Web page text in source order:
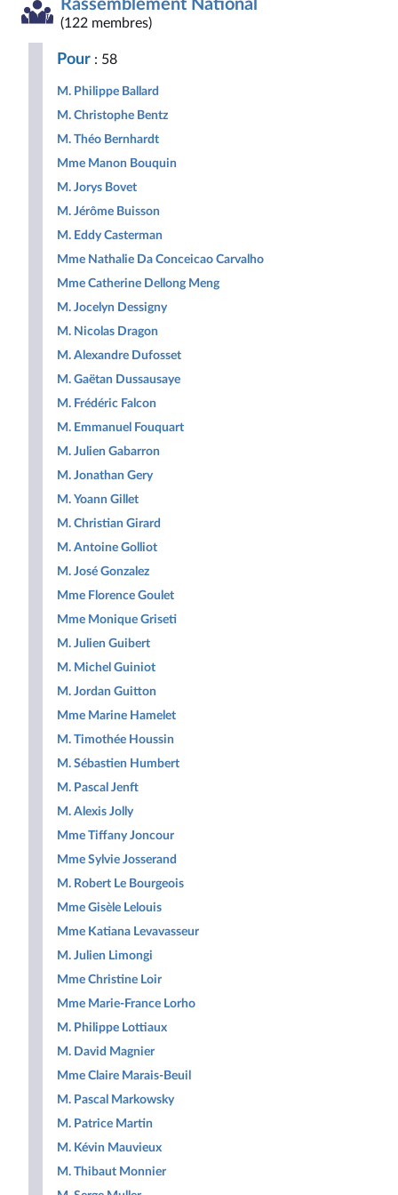
Nouveau
Front
Démocrate
Républicaine
des
non
Rassemblement National
(122 membres)
Pour : 58
M. Philippe Ballard
M. Christophe Bentz
M. Théo Bernhardt
Mme Manon Bouquin
M. Jorys Bovet
M. Jérôme Buisson
M. Eddy Casterman
Mme Nathalie Da Conceicao Carvalho
Mme Catherine Dellong Meng
M. Jocelyn Dessigny
M. Nicolas Dragon
M. Alexandre Dufosset
M. Gaëtan Dussausaye
M. Frédéric Falcon
M. Emmanuel Fouquart
M. Julien Gabarron
M. Jonathan Gery
M. Yoann Gillet
M. Christian Girard
M. Antoine Golliot
M. José Gonzalez
Mme Florence Goulet
Mme Monique Griseti
M. Julien Guibert
M. Michel Guiniot
M. Jordan Guitton
Mme Marine Hamelet
M. Timothée Houssin
M. Sébastien Humbert
M. Pascal Jenft
M. Alexis Jolly
Mme Tiffany Joncour
Mme Sylvie Josserand
M. Robert Le Bourgeois
Mme Gisèle Lelouis
Mme Katiana Levavasseur
M. Julien Limongi
Mme Christine Loir
Mme Marie-France Lorho
M. Philippe Lottiaux
M. David Magnier
Mme Claire Marais-Beuil
M. Pascal Markowsky
M. Patrice Martin
M. Kévin Mauvieux
M. Thibaut Monnier